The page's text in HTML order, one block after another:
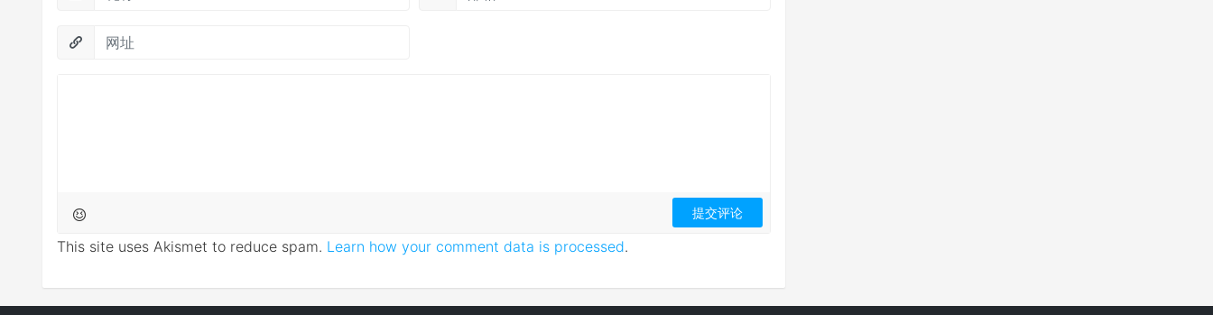
This site uses Akismet to reduce spam. Learn how your comment data is processed.